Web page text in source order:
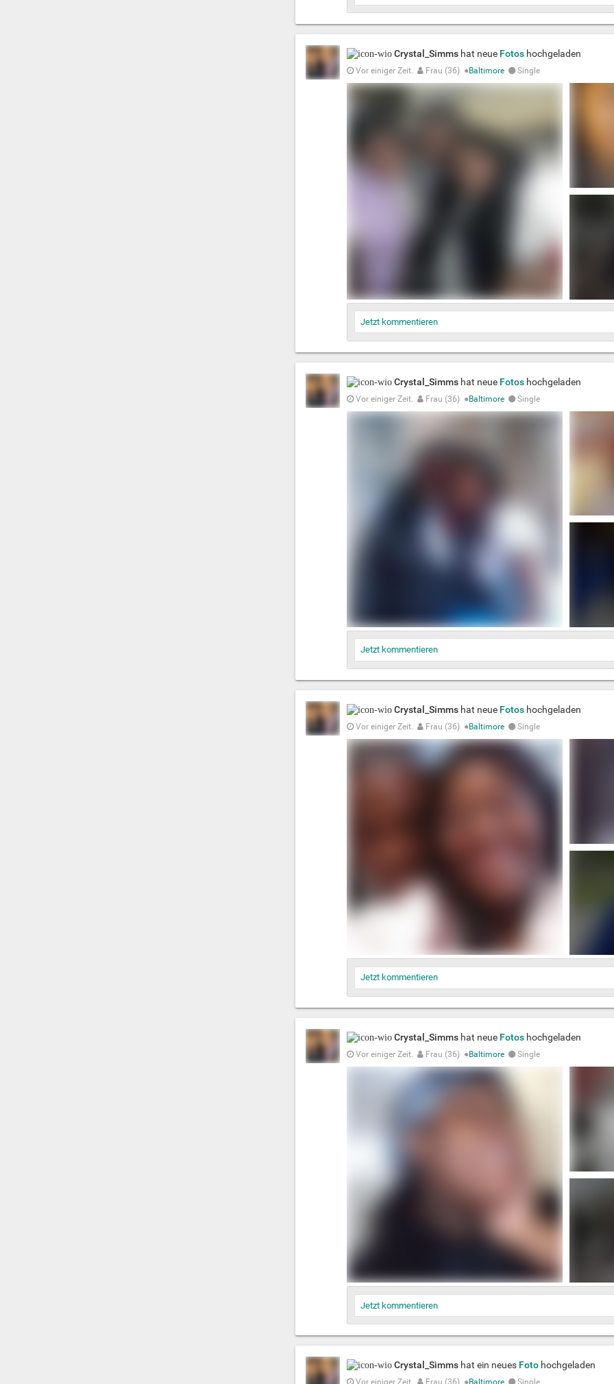
Crystal_Simmshat neue Fotoshochgeladen
Vor einiger Zeit. Frau (36) ● Baltimore Single
Jetzt kommentieren
Crystal_Simmshat neue Fotoshochgeladen
Vor einiger Zeit. Frau (36) ●Baltimore Single
Jetzt kommentieren
Crystal_Simmshat neue Fotoshochgeladen
Vor einiger Zeit. Frau (36) ●Baltimore Single
Jetzt kommentieren
Crystal_Simmshat neue Fotoshochgeladen
Vor einiger Zeit. Frau (36) ● Baltimore Single
Jetzt kommentieren
Crystal_Simmshat ein neues Fotohochgeladen